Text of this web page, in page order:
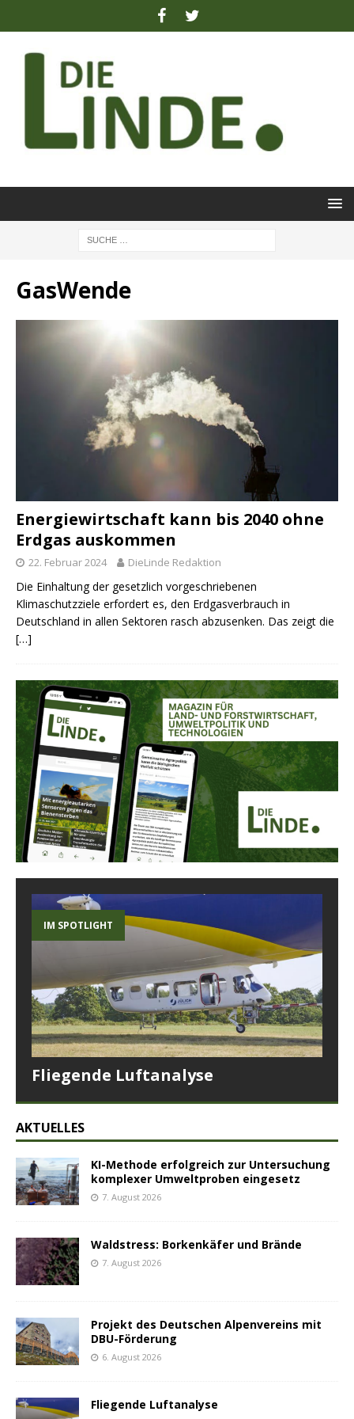
GasWende
Energiewirtschaft kann bis 2040 ohne
Erdgas auskommen
22. Februar 2024 DieLinde Redaktion
Die Einhaltung der gesetzlich vorgeschriebenen
Klimaschutzziele erfordert es, den Erdgasverbrauch in
Deutschland in allen Sektoren rasch abzusenken. Das zeigt die
[…]
IM SPOTLIGHT
Fliegende Luftanalyse
AKTUELLES
KI-Methode erfolgreich zur Untersuchung
komplexer Umweltproben eingesetz
7. August 2026
Waldstress: Borkenkäfer und Brände
7. August 2026
Projekt des Deutschen Alpenvereins mit
DBU-Förderung
6. August 2026
Fliegende Luftanalyse